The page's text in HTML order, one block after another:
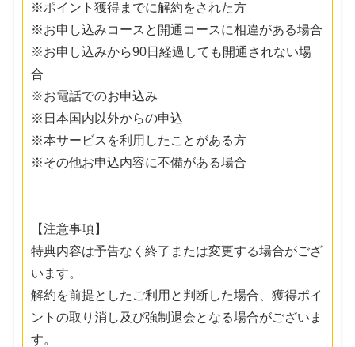
※ポイント獲得までに解約をされた方
※お申し込みコースと開通コースに相違がある場合
※お申し込みから90日経過しても開通されない場
合
※お電話でのお申込み
※日本国内以外からの申込
※本サービスを利用したことがある方
※その他お申込内容に不備がある場合
【注意事項】
特典内容は予告なく終了または変更する場合がござ
います。
解約を前提としたご利用と判断した場合、獲得ポイ
ントの取り消し及び強制退会となる場合がございま
す。